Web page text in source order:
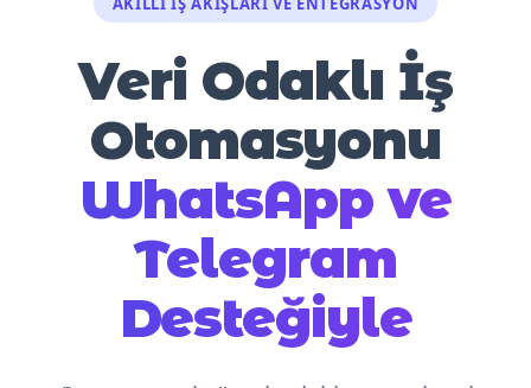
Veri Odaklı İş
Otomasyonu
WhatsApp ve
Telegram
Desteğiyle